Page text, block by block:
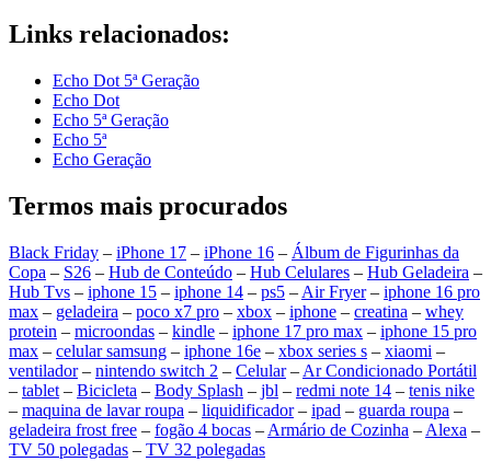
Links relacionados:
Echo Dot 5ª Geração
Echo Dot
Echo 5ª Geração
Echo 5ª
Echo Geração
Termos mais procurados
Black Friday – iPhone 17 – iPhone 16 – Álbum de Figurinhas da
Copa – S26 – Hub de Conteúdo – Hub Celulares – Hub Geladeira –
Hub Tvs – iphone 15 – iphone 14 – ps5 – Air Fryer– iphone 16 pro
max – geladeira – poco x7 pro – xbox – iphone – creatina – whey
protein – microondas – kindle – iphone 17 pro max – iphone 15 pro
max – celular samsung – iphone 16e – xbox series s – xiaomi –
ventilador– nintendo switch 2 – Celular– Ar Condicionado Portátil
– tablet – Bicicleta – Body Splash – jbl – redmi note 14 – tenis nike
– maquina de lavar roupa – liquidificador– ipad – guarda roupa –
geladeira frost free – fogão 4 bocas – Armário de Cozinha – Alexa –
TV 50 polegadas – TV 32 polegadas